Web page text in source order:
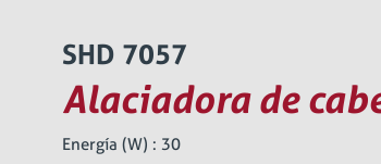
SHD 7057
Alaciadora de
Energía (W) : 30